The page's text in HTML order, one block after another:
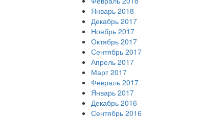
Январь 2018
Декабрь 2017
Ноябрь 2017
Октябрь 2017
Сентябрь 2017
Апрель 2017
Март 2017
Февраль 2017
Январь 2017
Декабрь 2016
Сентябрь 2016